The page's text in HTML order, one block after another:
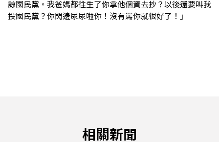
諒國民黨。我爸媽都往生了你拿他個資去抄？以後還要叫我
投國民黨？你閃邊尿尿啦你！沒有罵你就很好了！」
相關新聞